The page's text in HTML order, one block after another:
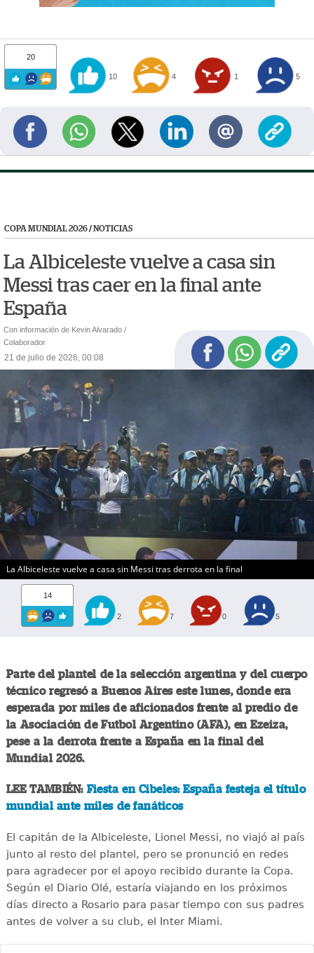
20
10 4 1 5
COPA MUNDIAL 2026/NOTICIAS
La Albiceleste vuelve a casa sin
Messi tras caer en la final ante
España
Con información de Kevin Alvarado /
Colaborador
21 de julio de 2026, 00:08
La Albiceleste vuelve a casa sin Messi tras derrota en la final
14
2 7 0 5
Parte del plantel de la selección argentina y del cuerpo
técnico regresó a Buenos Aires este lunes, donde era
esperada por miles de aficionados frente al predio de
la Asociación de Futbol Argentino (AFA), en Ezeiza,
pese a la derrota frente a España en la final del
Mundial 2026.
LEE TAMBIÉN: Fiesta en Cibeles: España festeja el título
mundial ante miles de fanáticos
El capitán de la Albiceleste, Lionel Messi, no viajó al país
junto al resto del plantel, pero se pronunció en redes
para agradecer por el apoyo recibido durante la Copa.
Según el Diario Olé, estaría viajando en los próximos
días directo a Rosario para pasar tiempo con sus padres
antes de volver a su club, el Inter Miami.